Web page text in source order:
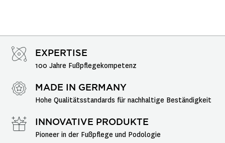
EXPERTISE
100 Jahre Fußpflegekompetenz
MADE IN GERMANY
Hohe Qualitätsstandards für nachhaltige Beständigkeit
INNOVATIVE PRODUKTE
Pioneer in der Fußpflege und Podologie